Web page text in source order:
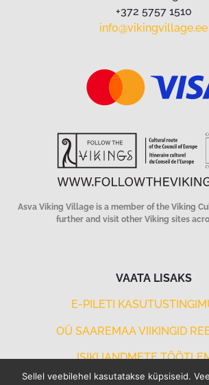
+372 5757 1510
info@vikingvillage.ee
Asva Viking Village is a member of the Viking
further and visit other Viking sites
VAATA LISAKS
E-PILETI
OÜ SAAREMAA VIIKINGID
ISIKUANDMETE
Sellel veebilehel kasutatakse küpsiseid.